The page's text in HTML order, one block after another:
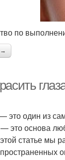
по
→
это один из
это основа
статье мы